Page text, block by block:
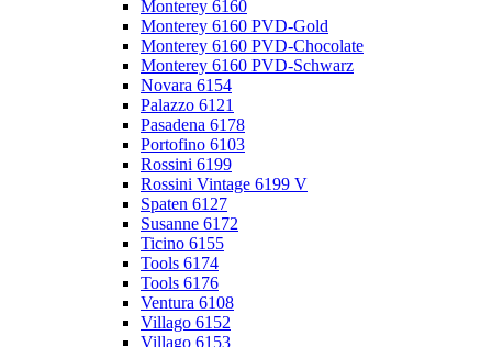
Monterey 6160
Monterey 6160 PVD-Gold
Monterey 6160 PVD-Chocolate
Monterey 6160 PVD-Schwarz
Novara 6154
Palazzo 6121
Pasadena 6178
Portofino 6103
Rossini 6199
Rossini Vintage 6199 V
Spaten 6127
Susanne 6172
Ticino 6155
Tools 6174
Tools 6176
Ventura 6108
Villago 6152
Villago 6153